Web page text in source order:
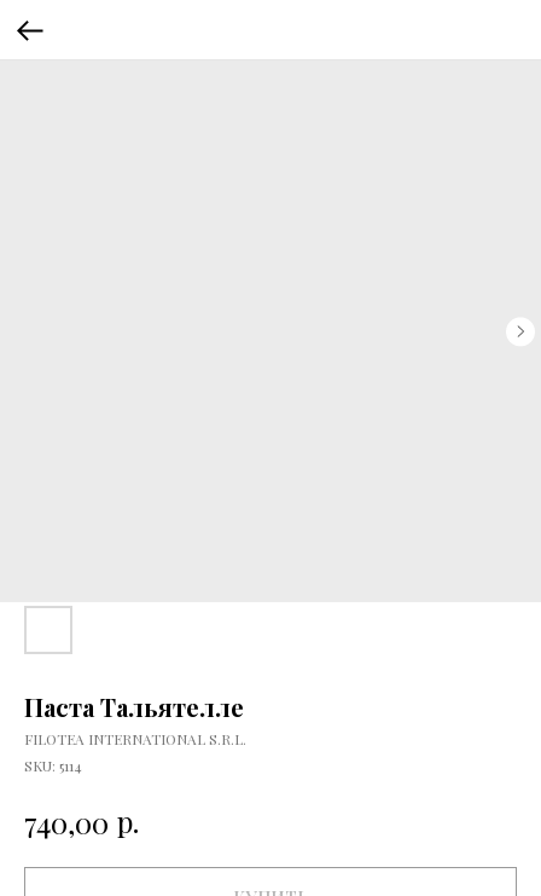
Паста Тальятелле
FILOTEA INTERNATIONAL S.R.L.
SKU: 5114
740,00 р.